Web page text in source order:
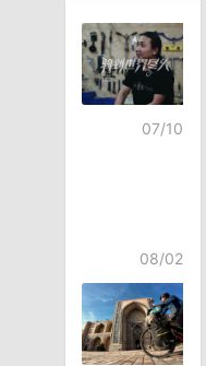
07/10
08/02